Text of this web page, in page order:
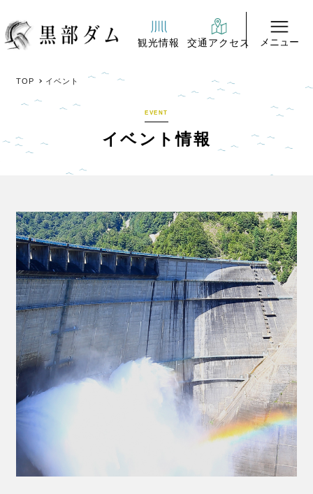
観光情報 交通アクセス メニュー
TOP イベント
EVENT
イベント情報